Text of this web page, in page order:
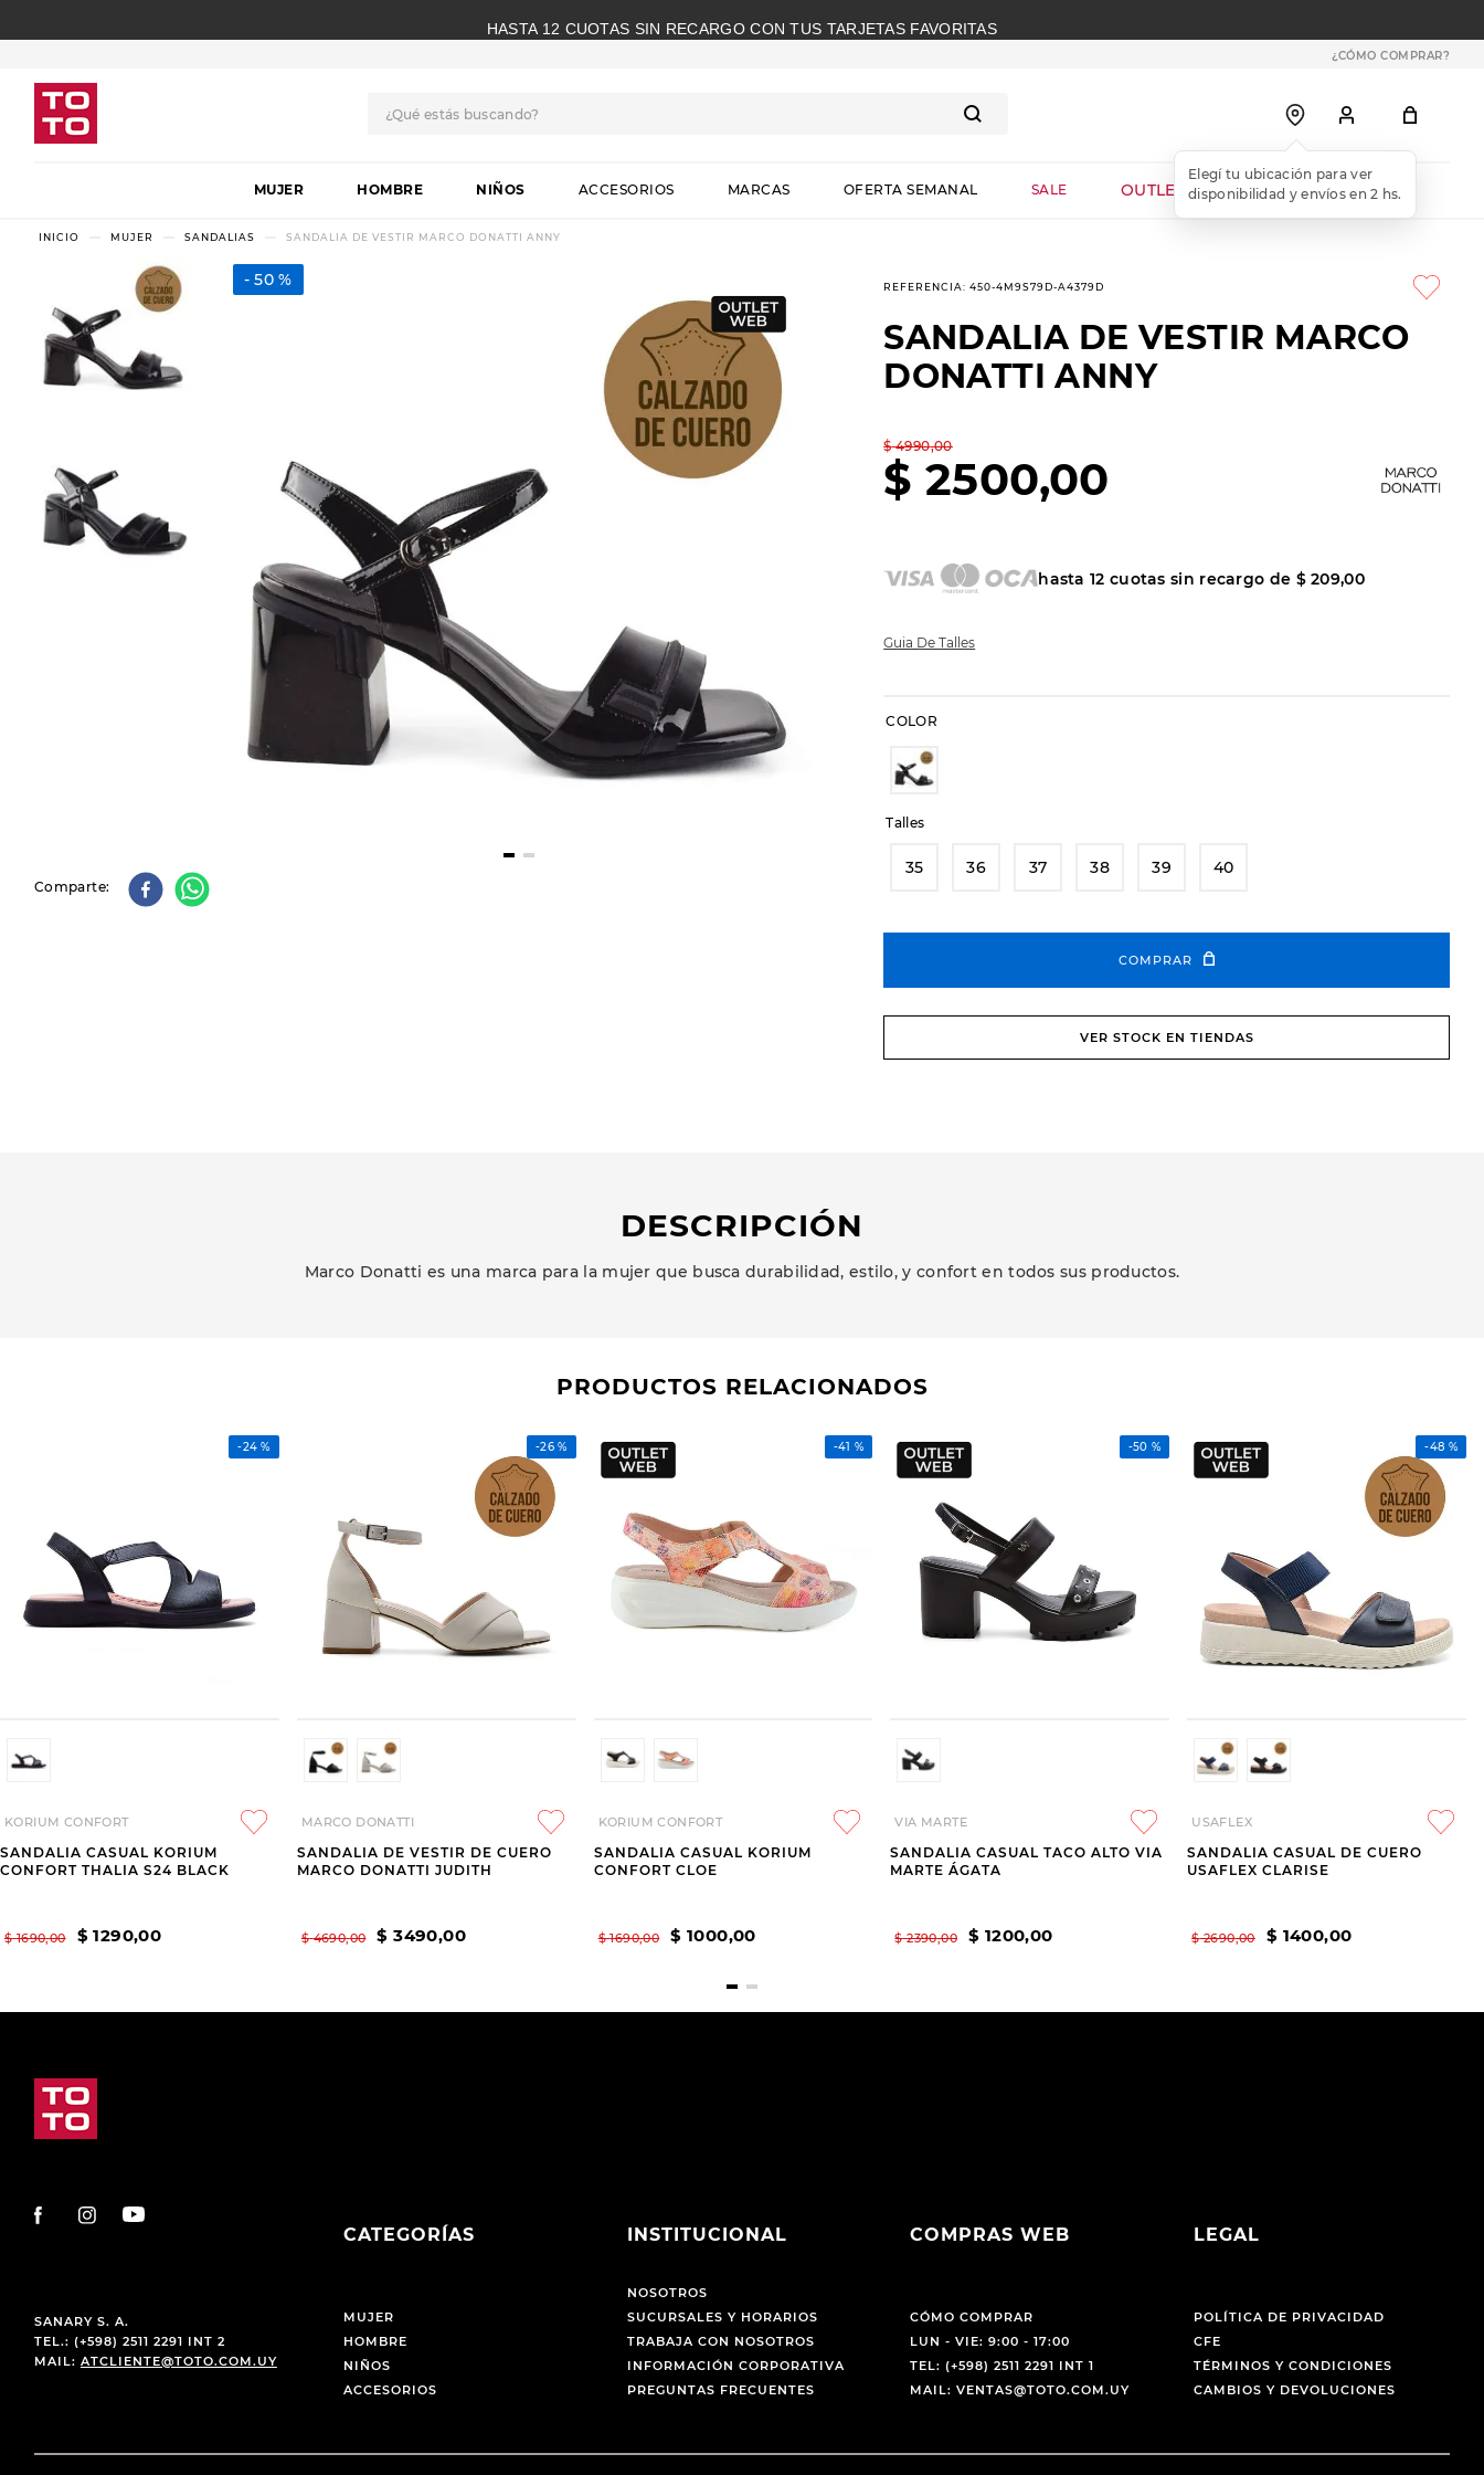
HASTA 12 CUOTAS SIN RECARGO CON TUS TARJETAS FAVORITAS
¿CÓMO COMPRAR?
MUJER HOMBRE NIÑOS ACCESORIOS MARCAS OFERTA SEMANAL SALE OUTLET WEB
MUJER SANDALIAS SANDALIA DE VESTIR MARCO DONATTI ANNY
50 %
Comparte
REFERENCIA:450-4M9S79D-A4379D
SANDALIA DE VESTIR MARCO
DONATTI ANNY
$ 4990,00
$ 2500,00
hasta12 cuotas sin recargo de $ 209,00
Guia De Talles
COLOR
Talles
35 36 37 38 39 40
COMPRAR
VER STOCK EN TIENDAS
DESCRIPCIÓN
Marco Donatti es una marca para la mujer que busca durabilidad, estilo, y confort en todos sus productos.
PRODUCTOS RELACIONADOS
-24 %
KORIUM CONFORT
SANDALIA CASUAL KORIUM
CONFORT THALIA S24 BLACK
$ 1690,00 $ 1290,00
-26 %
MARCO DONATTI
SANDALIA DE VESTIR DE CUERO
MARCO DONATTI JUDITH
$ 4690,00 $ 3490,00
-41 %
KORIUM CONFORT
SANDALIA CASUAL KORIUM
CONFORT CLOE
$ 1690,00 $ 1000,00
-50 %
VIA MARTE
SANDALIA CASUAL TACO ALTO VIA
MARTE ÁGATA
$ 2390,00 $ 1200,00
-48 %
USAFLEX
SANDALIA CASUAL DE CUERO
USAFLEX CLARISE
$ 2690,00 $ 1400,00
SANARY S. A.
TEL.: (+598) 2511 2291 INT 2
MAIL: ATCLIENTE@TOTO.COM.UY
CATEGORÍAS
MUJER
HOMBRE
NIÑOS
ACCESORIOS
INSTITUCIONAL
NOSOTROS
SUCURSALES Y HORARIOS
TRABAJA CON NOSOTROS
INFORMACIÓN CORPORATIVA
PREGUNTAS FRECUENTES
COMPRAS WEB
CÓMO COMPRAR
LUN - VIE: 9:00 - 17:00
TEL: (+598) 2511 2291 INT 1
MAIL: VENTAS@TOTO.COM.UY
LEGAL
POLÍTICA DE PRIVACIDAD
CFE
TÉRMINOS Y CONDICIONES
CAMBIOS Y DEVOLUCIONES
1.
botas
2 .
skechers
3.
8.
9.
slip-ins
botas dama